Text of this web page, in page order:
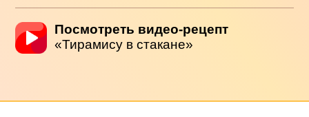
Посмотреть видео-рецепт
«Тирамису в стакане»